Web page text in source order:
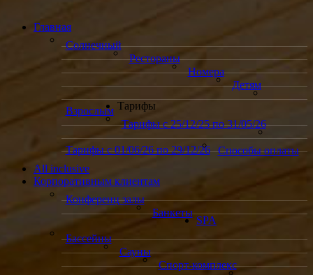
Главная
Солнечный
Рестораны
Номера
Детям
Взрослым Тарифы
Тарифы с 25/12/25 по 31/05/26
Тарифы с 01/06/26 по 29/12/26
Способы оплаты
All inclusive
Корпоративным клиентам
Конференц залы
Банкеты
SPA
Бассейны
Сауны
Спорт-комплекс